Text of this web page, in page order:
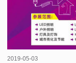
2019-05-03